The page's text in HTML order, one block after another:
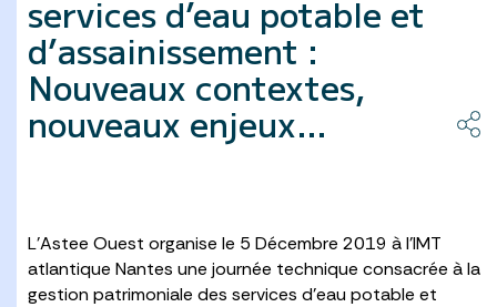
services d’eau potable et
d’assainissement :
Nouveaux contextes,
nouveaux enjeux…
L’Astee Ouest organise le 5 Décembre 2019 à l’IMT
atlantique Nantes une journée technique consacrée à la
gestion patrimoniale des services d’eau potable et